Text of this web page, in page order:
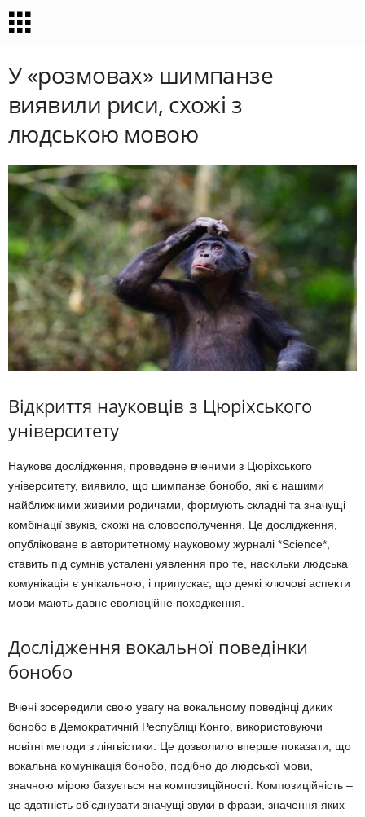
У «розмовах» шимпанзе
виявили риси, схожі з
людською мовою
Відкриття науковців з Цюріхського
університету
Наукове дослідження, проведене вченими з Цюріхського
університету, виявило, що шимпанзе бонобо, які є нашими
найближчими живими родичами, формують складні та значущі
комбінації звуків, схожі на словосполучення. Це дослідження,
опубліковане в авторитетному науковому журналі *Science*,
ставить під сумнів усталені уявлення про те, наскільки людська
комунікація є унікальною, і припускає, що деякі ключові аспекти
мови мають давнє еволюційне походження.
Дослідження вокальної поведінки
бонобо
Вчені зосередили свою увагу на вокальному поведінці диких
бонобо в Демократичній Республіці Конго, використовуючи
новітні методи з лінгвістики. Це дозволило вперше показати, що
вокальна комунікація бонобо, подібно до людської мови,
значною мірою базується на композиційності. Композиційність –
це здатність об’єднувати значущі звуки в фрази, значення яких